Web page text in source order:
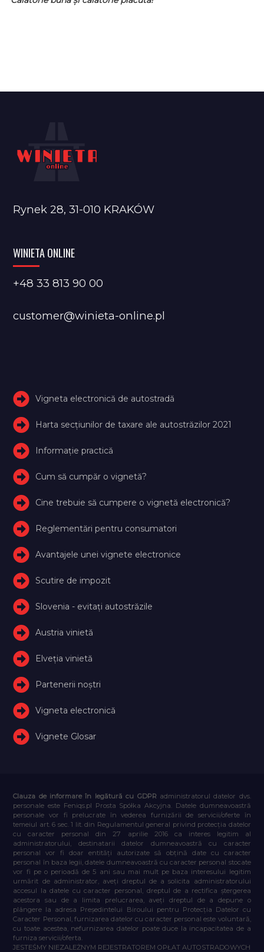
Rynek 28, 31-010 KRAKÓW
WINIETA ONLINE
+48 33 813 90 00
customer@winieta-online.pl
Vigneta electronică de autostradă
Harta secțiunilor de taxare ale autostrăzilor 2021
Informație practică
Cum să cumpăr o vignetă?
Cine trebuie să cumpere o vignetă electronică?
Reglementări pentru consumatori
Avantajele unei vignete electronice
Scutire de impozit
Slovenia - evitați autostrăzile
Austria vinietă
Elveţia vinietă
Partenerii noștri
Vigneta electronică
Vignete Glosar
Clauza de informare în legătură cu GDPR administratorul datelor dvs.
personale este Feniqs.pl Prosta Spółka Akcyjna. Datele dumneavoastră
personale vor fi prelucrate în vederea furnizării de servicii/oferte în
temeiul art. 6 sec. 1 lit. din Regulamentul general privind protecția datelor
cu caracter personal din 27 aprilie 2016 ca interes legitim al
administratorului, destinatarii datelor dumneavoastră cu caracter
personal vor fi doar entități autorizate să obțină date cu caracter
personal în baza legii, datele dumneavoastră cu caracter personal stocate
vor fi pe o perioadă de 5 ani sau mai mult pe baza interesului legitim
urmărit de administrator, aveți dreptul de a solicita administratorului
accesul la datele cu caracter personal, dreptul de a rectifica ștergerea
acestora sau de a limita prelucrarea, aveți dreptul de a depune o
plângere la adresa Președintelui Biroului pentru Protecția Datelor cu
Caracter Personal, furnizarea datelor cu caracter personal este voluntară,
cu toate acestea, nefurnizarea datelor poate duce la incapacitatea de a
furniza servicii/oferta.
JESTEŚMY NIEZALEŻNYM REJESTRATOREM OPŁAT AUTOSTRADOWYCH